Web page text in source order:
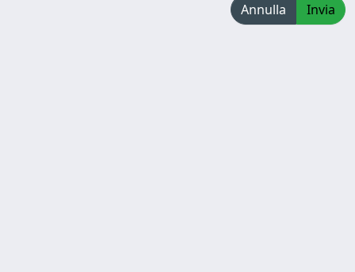
Annulla Invia